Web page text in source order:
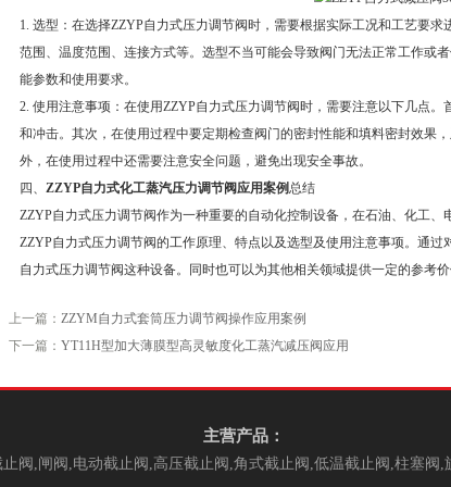
1. 选型：在选择ZZYP自力式压力调节阀时，需要根据实际工况和工艺要
范围、温度范围、连接方式等。选型不当可能会导致阀门无法正常工作或
能参数和使用要求。
2. 使用注意事项：在使用ZZYP自力式压力调节阀时，需要注意以下几点
和冲击。其次，在使用过程中要定期检查阀门的密封性能和填料密封效果
外，在使用过程中还需要注意安全问题，避免出现安全事故。
四、 ZZYP自力式化工蒸汽压力调节阀应用案例总结
ZZYP自力式压力调节阀作为一种重要的自动化控制设备，在石油、化工
ZZYP自力式压力调节阀的工作原理、特点以及选型及使用注意事项。通
自力式压力调节阀这种设备。同时也可以为其他相关领域提供一定的参考价
上一篇： ZZYM自力式套筒压力调节阀操作应用案例
下一篇： YT11H型加大薄膜型高灵敏度化工蒸汽减压阀应用
主营产品：
阀,闸阀,电动截止阀,高压截止阀,角式截止阀,低温截止阀,柱塞阀,